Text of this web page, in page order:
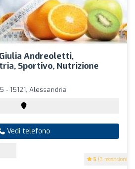
Andreoletti,
Sportivo, Nutrizione
5 (3 recensioni)
- 15121, Alessandria
Vedi telefono